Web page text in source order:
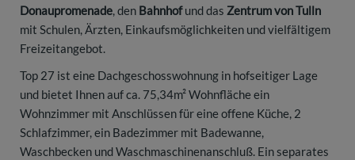
Donaupromenade, den Bahnhofund das Zentrum von Tulln
mit Schulen, Ärzten, Einkaufsmöglichkeiten und vielfältigem
Freizeitangebot.
Top 27 ist eine Dachgeschosswohnung in hofseitiger Lage
und bietet Ihnen auf ca. 75,34m² Wohnfläche ein
Wohnzimmer mit Anschlüssen für eine offene Küche, 2
Schlafzimmer, ein Badezimmer mit Badewanne,
Waschbecken und Waschmaschinenanschluß. Ein separates